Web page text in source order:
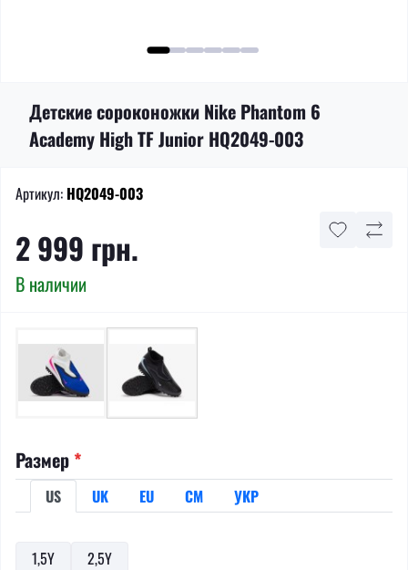
Детские сороконожки Nike Phantom 6
Academy High TF Junior HQ2049-003
Артикул: HQ2049-003
2 999 грн.
В наличии
Размер *
US UK EU СМ УКР
1,5Y 2,5Y